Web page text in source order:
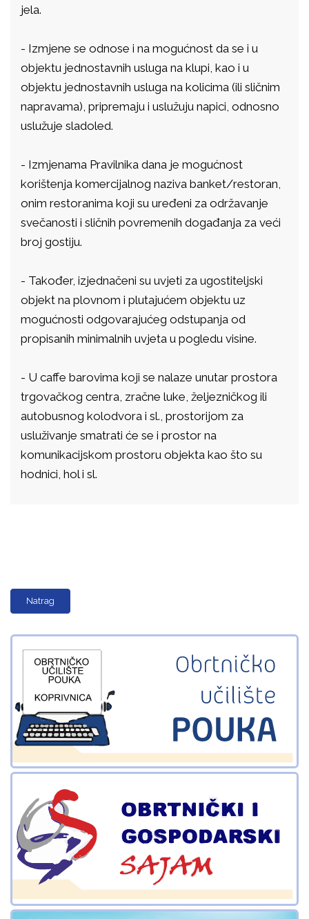
jela.
- Izmjene se odnose i na mogućnost da se i u
objektu jednostavnih usluga na klupi, kao i u
objektu jednostavnih usluga na kolicima (ili sličnim
napravama), pripremaju i uslužuju napici, odnosno
uslužuje sladoled.
- Izmjenama Pravilnika dana je mogućnost
korištenja komercijalnog naziva banket/restoran,
onim restoranima koji su uređeni za održavanje
svečanosti i sličnih povremenih događanja za veći
broj gostiju.
- Također, izjednačeni su uvjeti za ugostiteljski
objekt na plovnom i plutajućem objektu uz
mogućnosti odgovarajućeg odstupanja od
propisanih minimalnih uvjeta u pogledu visine.
- U caffe barovima koji se nalaze unutar prostora
trgovačkog centra, zračne luke, željezničkog ili
autobusnog kolodvora i sl., prostorijom za
usluživanje smatrati će se i prostor na
komunikacijskom prostoru objekta kao što su
hodnici, hol i sl.
Natrag